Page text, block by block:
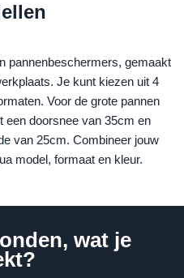
pannenbeschermers, gemaakt
Je kunt kiezen uit 4
Voor de grote pannen
een doorsnee van 35cm en
van 25cm. Combineer jouw
model, formaat en kleur.
wat je